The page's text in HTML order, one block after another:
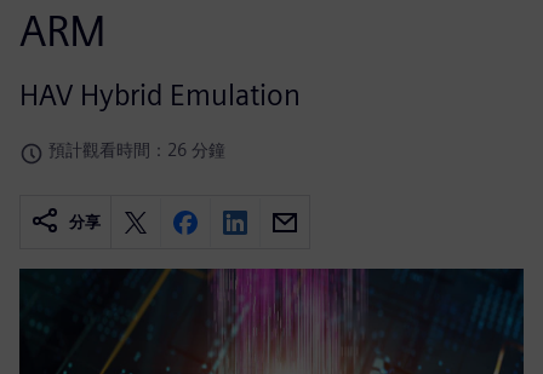
ARM
HAV Hybrid Emulation
預計觀看時間：26 分鐘
分享